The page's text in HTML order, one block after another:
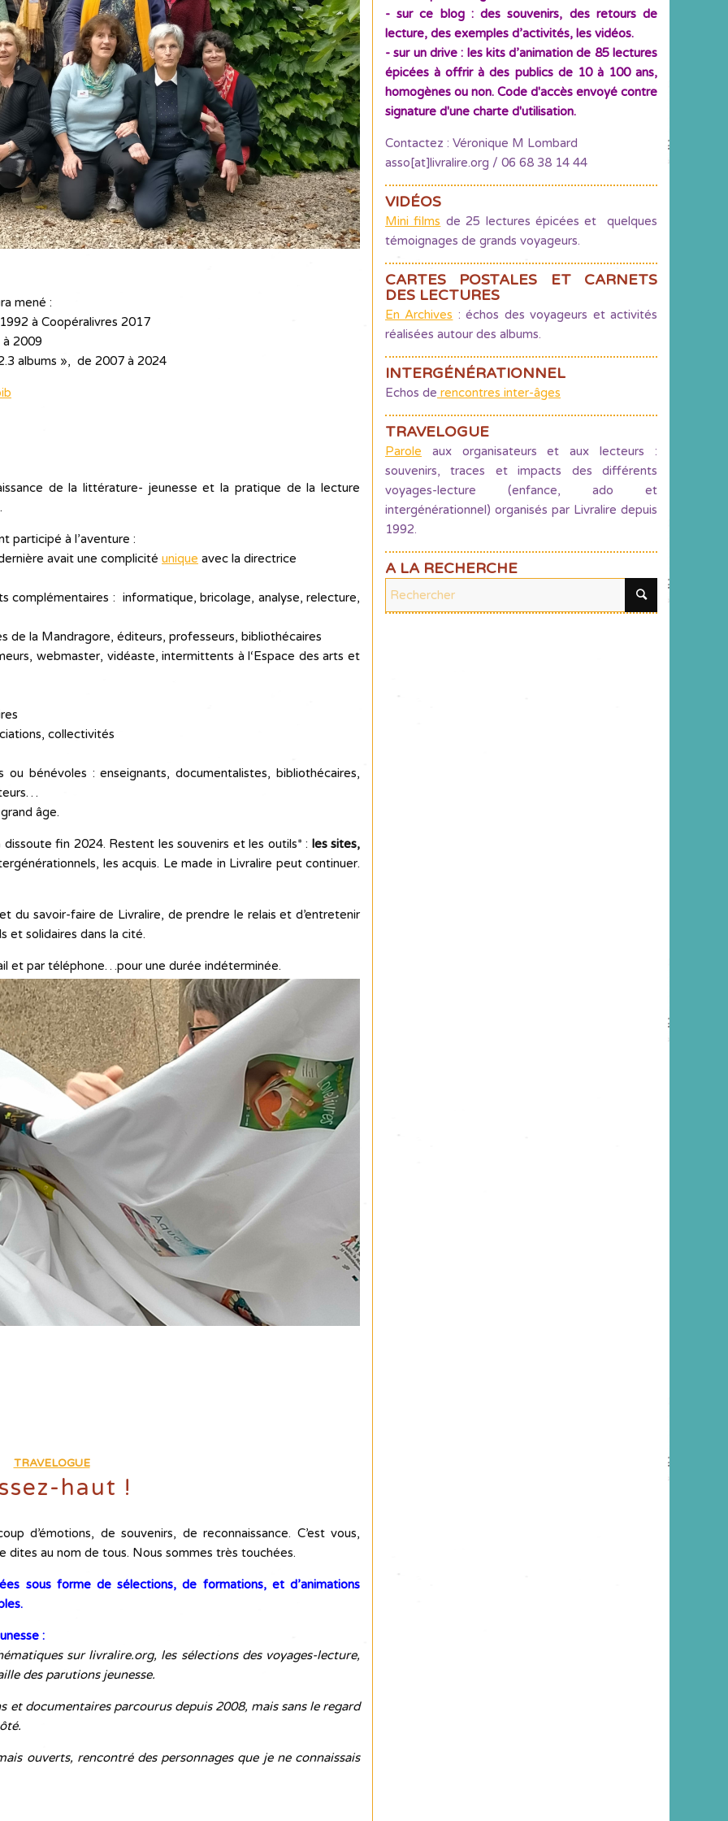
mené :
à Coopéralivres 2017
2009
albums », de 2007 à 2024
de la littérature- jeunesse et la pratique de la lecture
participé à l’aventure :
avait une complicité unique avec la directrice
complémentaires : informatique, bricolage, analyse, relecture,
la Mandragore, éditeurs, professeurs, bibliothécaires
webmaster, vidéaste, intermittents à l‘Espace des arts et
collectivités
bénévoles : enseignants, documentalistes, bibliothécaires,
âge.
dissoute fin 2024. Restent les souvenirs et les outils* : les sites,
les acquis. Le made in Livralire peut continuer.
savoir-faire de Livralire, de prendre le relais et d’entretenir
et solidaires dans la cité.
et par téléphone…pour une durée indéterminée.
TRAVELOGUE
haut !
d’émotions, de souvenirs, de reconnaissance. C’est vous,
dites au nom de tous. Nous sommes très touchées.
sous forme de sélections, de formations, et d’animations
:
sur livralire.org, les sélections des voyages-lecture,
des parutions jeunesse.
et documentaires parcourus depuis 2008, mais sans le regard
ouverts, rencontré des personnages que je ne connaissais
- sur ce blog : des souvenirs, des retours de
lecture, des exemples d’activités, les vidéos.
- sur un drive : les kits d’animation de 85 lectures
épicées à offrir à des publics de 10 à 100 ans,
homogènes ou non. Code d'accès envoyé contre
signature d'une charte d'utilisation.
Contactez : Véronique M Lombard
asso[at]livralire.org / 06 68 38 14 44
VIDÉOS
Mini films de 25 lectures épicées et quelques
témoignages de grands voyageurs.
CARTES POSTALES ET CARNETS
DES LECTURES
En Archives : échos des voyageurs et activités
réalisées autour des albums.
INTERGÉNÉRATIONNEL
Echos de rencontres inter-âges
TRAVELOGUE
Parole aux organisateurs et aux lecteurs :
souvenirs, traces et impacts des différents
voyages-lecture (enfance, ado et
intergénérationnel) organisés par Livralire depuis
1992.
A LA RECHERCHE